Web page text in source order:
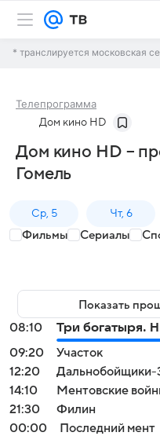
* транслируется московская
Телепрограмма
Дом кино HD
Дом кино HD –
Гомель
Ср, 5 Чт, 6
Фильмы Сериалы
Показать
08:10
Три богатыря.
09:20
Участок
12:20
Дальнобойщики-
14:10
Ментовские
21:30
Филин
00:00
Последний мент